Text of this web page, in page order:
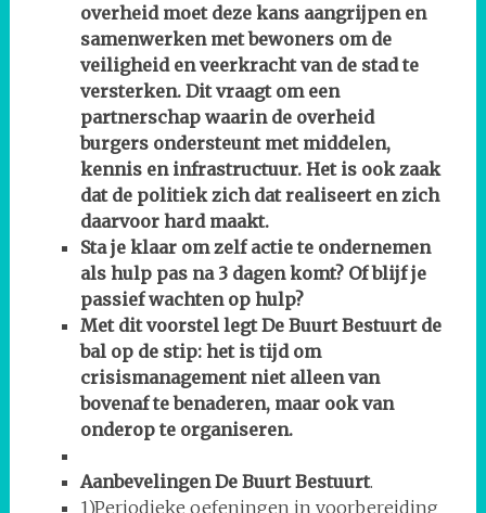
overheid moet deze kans aangrijpen en
samenwerken met bewoners om de
veiligheid en veerkracht van de stad te
versterken. Dit vraagt om een
partnerschap waarin de overheid
burgers ondersteunt met middelen,
kennis en infrastructuur. Het is ook zaak
dat de politiek zich dat realiseert en zich
daarvoor hard maakt.
Sta je klaar om zelf actie te ondernemen
als hulp pas na 3 dagen komt? Of blijf je
passief wachten op hulp?
Met dit voorstel legt De Buurt Bestuurt de
bal op de stip: het is tijd om
crisismanagement niet alleen van
bovenaf te benaderen, maar ook van
onderop te organiseren.
Aanbevelingen De Buurt Bestuurt.
1)Periodieke oefeningen in voorbereiding